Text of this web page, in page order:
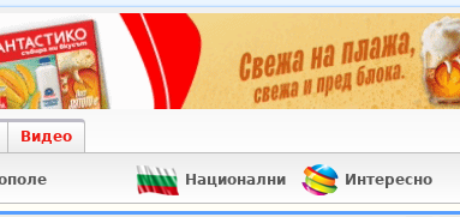
Видео
Национални Интересно